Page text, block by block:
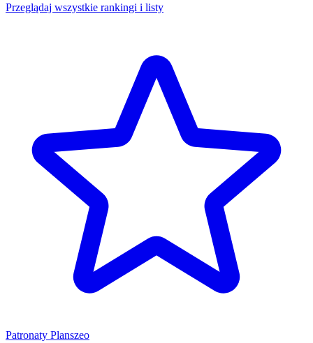
Przeglądaj wszystkie rankingi i listy
Patronaty Planszeo